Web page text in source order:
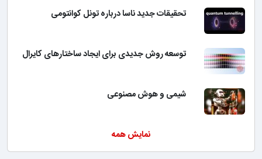
تحقیقات جدید ناسا درباره تونل کوانتومی
توسعه روش جدیدی برای ایجاد ساختارهای کایرال
شیمی و هوش مصنوعی
نمایش همه